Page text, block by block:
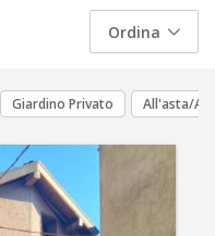
Ordina
Giardino Privato All'asta/